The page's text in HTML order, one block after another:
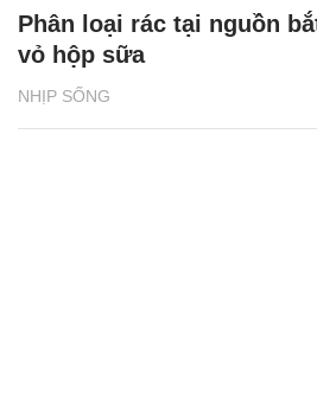
NHỊP SỐNG
Phân loại rác tại nguồn
vỏ hộp sữa